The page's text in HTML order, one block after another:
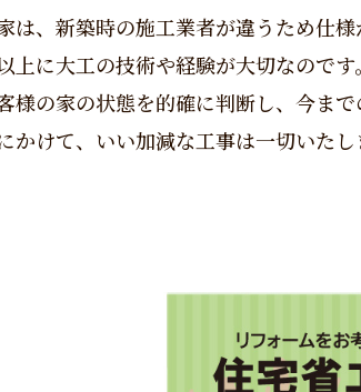
は、新築時の施工業者が違うため仕
上に大工の技術や経験が大切なので
様の家の状態を的確に判断し、今ま
かけて、いい加減な工事は一切いた